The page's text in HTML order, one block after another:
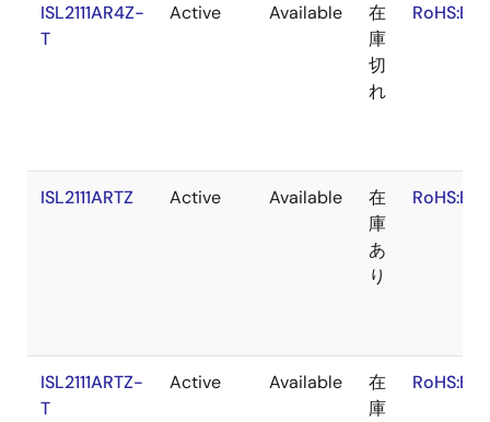
ISL2111AR4Z-
T
Active Available
在
庫
切
れ
RoHS:EN
ISL2111ARTZ Active Available
在
庫
あ
り
RoHS:EN
ISL2111ARTZ-
T
Active Available
在
庫
RoHS:EN